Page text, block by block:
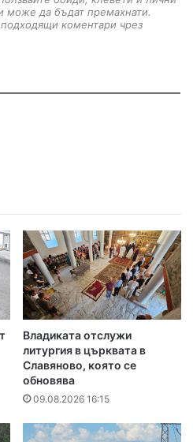
може да бъдат премахнати.
коментари чрез
Владиката отслужи
литургия в църквата в
Славяново, която се
обновява
09.08.2026 16:15